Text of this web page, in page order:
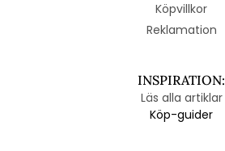
Köpvillkor
Reklamation
INSPIRATION:
Läs alla artiklar
Köp-guider